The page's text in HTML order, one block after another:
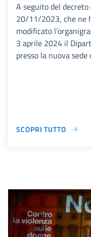
A seguito del
20/11/2023, che ne
modificato
3 aprile 2024 il
presso la nuova
SCOPRI TUTTO